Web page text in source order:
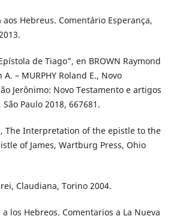
aos Hebreus. Comentário Esperança,
de Tiago”, en BROWN Raymond
A. – MURPHY Roland E., Novo
Jerônimo: Novo Testamento e artigos
Paulo 2018, 667­681.
The Interpretation of the epistle to the
of James, Wartburg Press, Ohio
Claudiana, Torino 2004.
los Hebreos. Comentarios a La Nueva